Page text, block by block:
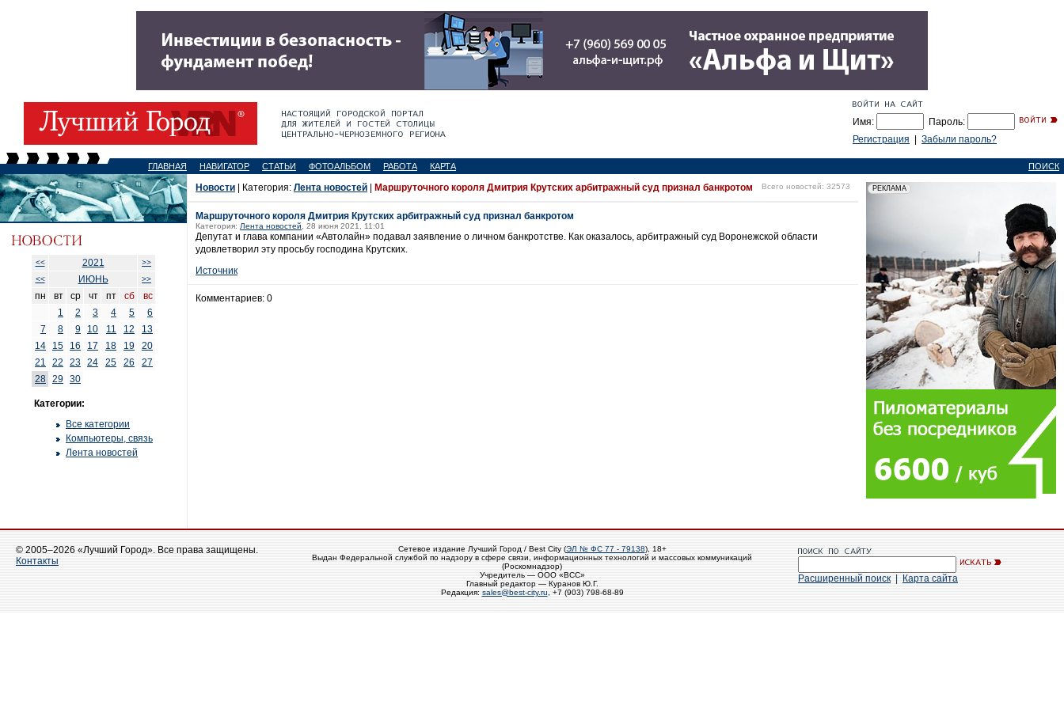
Имя:
Пароль:
Регистрация
Забыли пароль?
ГЛАВНАЯ НАВИГАТОР СТАТЬИ ФОТОАЛЬБОМ РАБОТА КАРТА ПОИСК
<< 2021
>>
<<
ИЮНЬ >>
пн вт ср чт пт сб
вс
1
2 3 4 5
6
7
8 9 10 11 12
13
14
15 16 17 18 19
20
21
22 23 24 25 26
27
28 29 30
Категории:
Все категории
Компьютеры, связь
Лента новостей
Новости | Категория: Лента новостей Маршруточного короля Дмитрия Крутских арбитражный суд признал банкротом Всего новостей: 32573
Маршруточного короля Дмитрия Крутских арбитражный суд признал банкротом
Категория: Лента новостей , 28 июня 2021, 11:01
Депутат и глава компании «Автолайн» подавал заявление о личном банкротстве. Как оказалось, арбитражный суд Воронежской области
удовлетворил эту просьбу господина Крутских.
Источник
Комментариев: 0
© 2005–2026 «Лучший Город». Все права защищены.
Контакты
Сетевое издание Лучший Город / Best City (ЭЛ № ФС 77 - 79138), 18+
Выдан Федеральной службой по надзору в сфере связи, информационных технологий и массовых коммуникаций
(Роскомнадзор)
Учредитель — ООО «ВСС»
Главный редактор — Куранов Ю.Г.
Редакция: sales@best-city.ru , +7 (903) 798-68-89
Расширенный поиск Карта сайта